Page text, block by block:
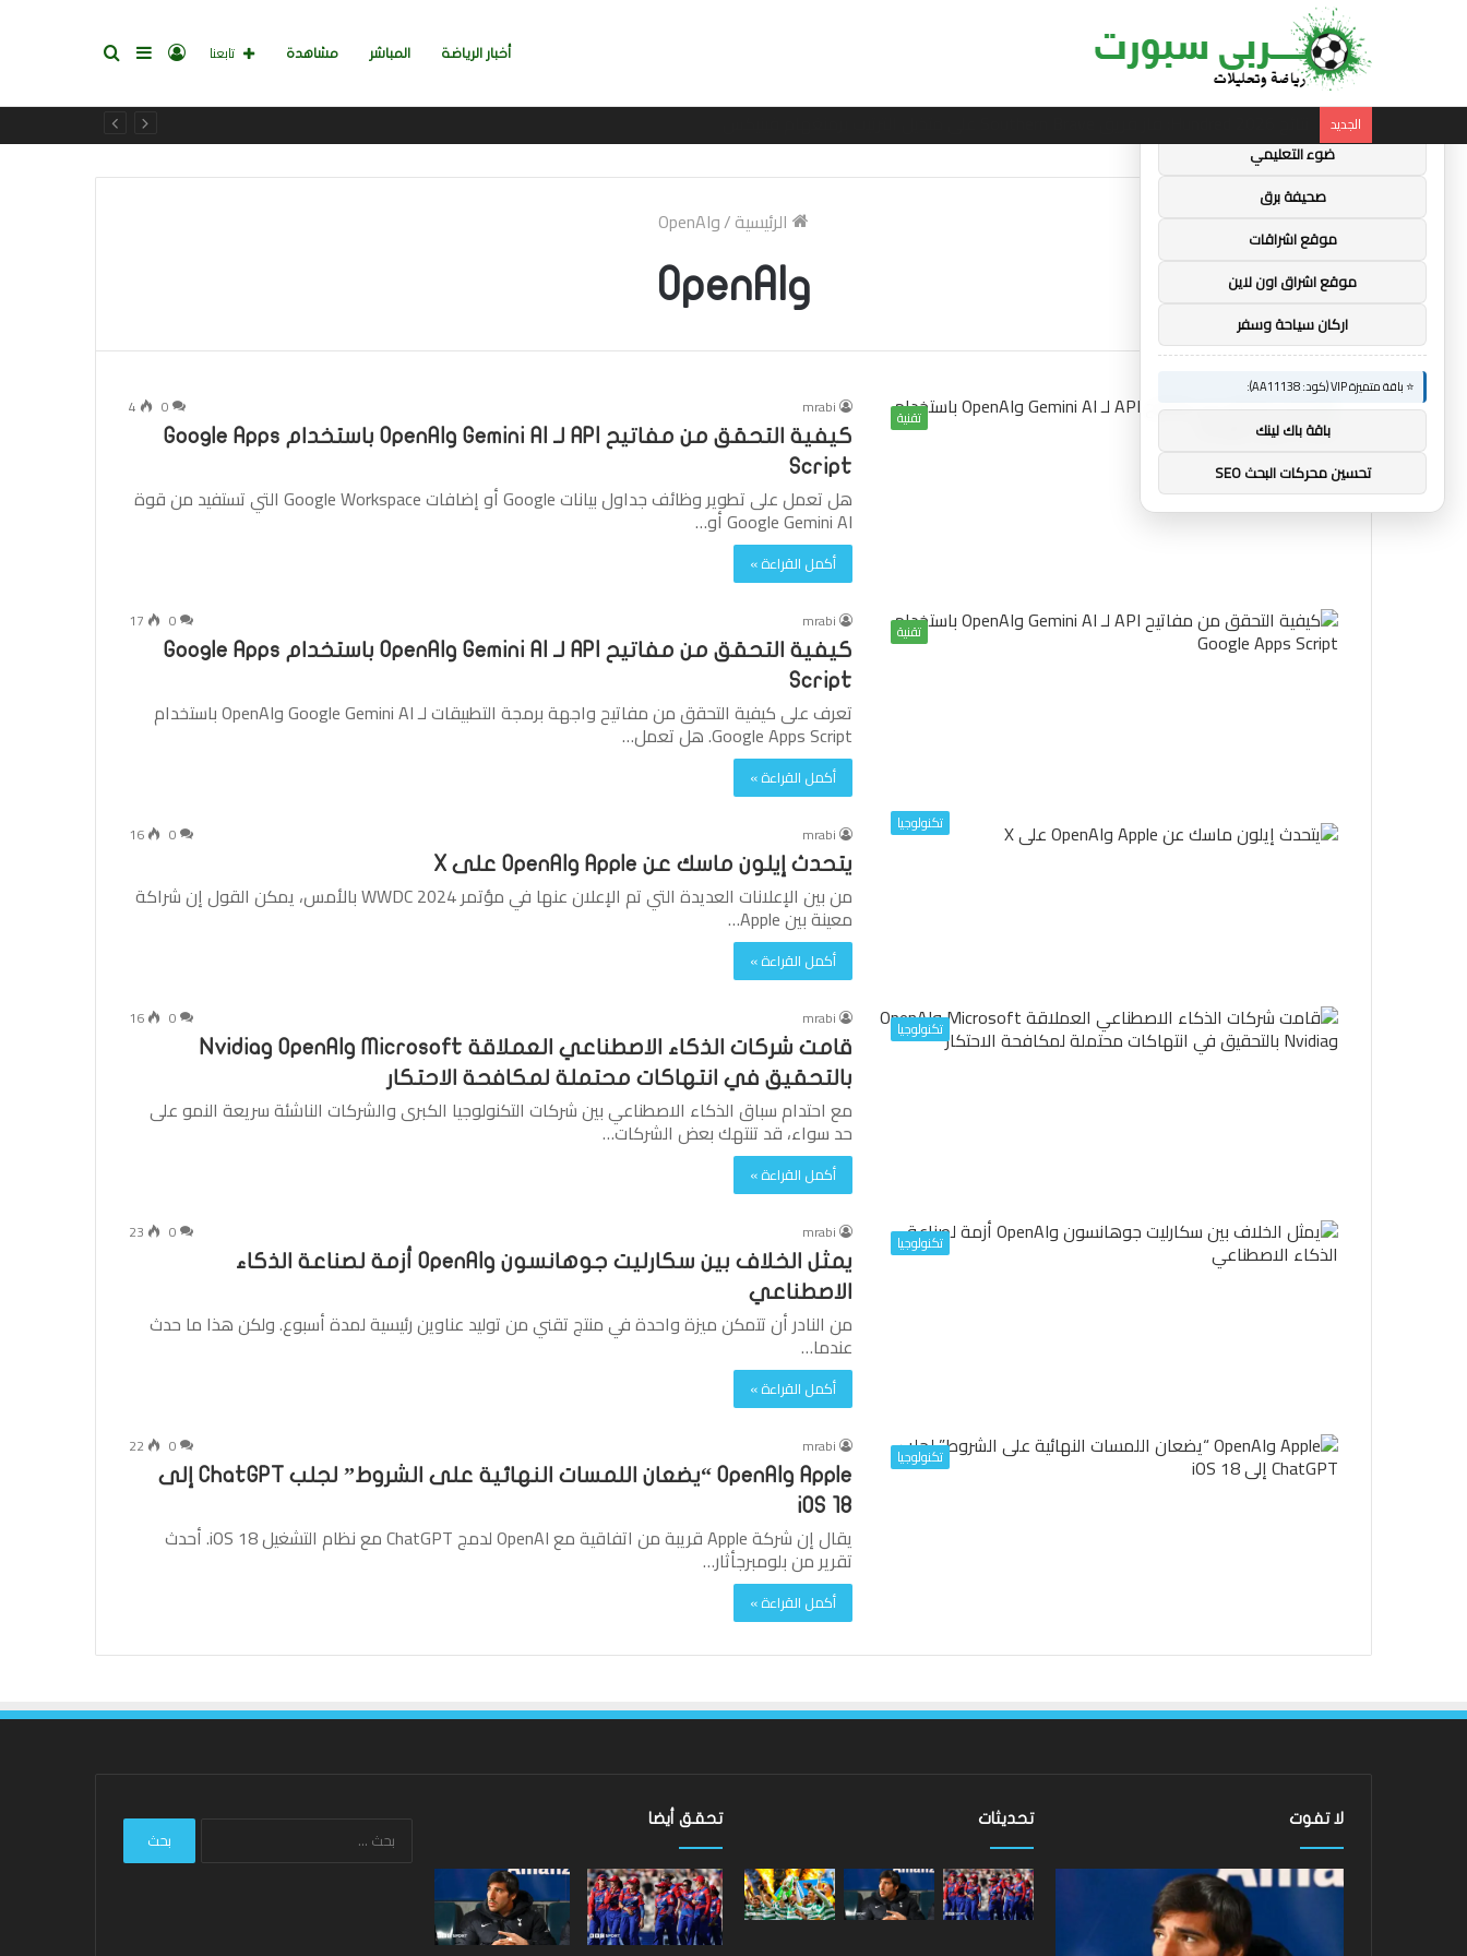
أخبار الرياضة المباشر مشاهدة بحثإضافةتسجيل تابعنا
الجديد
الرئيسية/وOpenAI
وOpenAI
تقنية mrabi
0
4
كيفية التحقق من مفاتيح API لـ Gemini AI وOpenAI باستخدام Google Apps
Script
هل تعمل على تطوير وظائف جداول بيانات Google أو إضافات Google Workspace التي تستفيد من قوة
Google Gemini AI أو…
أكمل القراءة »
تقنية mrabi
0
17
كيفية التحقق من مفاتيح API لـ Gemini AI وOpenAI باستخدام Google Apps
Script
تعرف على كيفية التحقق من مفاتيح واجهة برمجة التطبيقات لـ Google Gemini AI وOpenAI باستخدام
Google Apps Script. هل تعمل…
أكمل القراءة »
تكنولوجيا mrabi
0
16
يتحدث إيلون ماسك عن Apple وOpenAI على X
من بين الإعلانات العديدة التي تم الإعلان عنها في مؤتمر WWDC 2024 بالأمس، يمكن القول إن شراكة
معينة بين Apple…
أكمل القراءة »
تكنولوجيا mrabi
0
16
قامت شركات الذكاء الاصطناعي العملاقة Microsoft وOpenAI وNvidia
بالتحقيق في انتهاكات محتملة لمكافحة الاحتكار
مع احتدام سباق الذكاء الاصطناعي بين شركات التكنولوجيا الكبرى والشركات الناشئة سريعة النمو على
حد سواء، قد تنتهك بعض الشركات…
أكمل القراءة »
تكنولوجيا mrabi
0
23
يمثل الخلاف بين سكارليت جوهانسون وOpenAI أزمة لصناعة الذكاء
الاصطناعي
من النادر أن تتمكن ميزة واحدة في منتج تقني من توليد عناوين رئيسية لمدة أسبوع. ولكن هذا ما حدث
عندما…
أكمل القراءة »
تكنولوجيا mrabi
0
22
Apple وOpenAI “يضعان اللمسات النهائية على الشروط” لجلب ChatGPT إلى
iOS 18
يقال إن شركة Apple قريبة من اتفاقية مع OpenAI لدمج ChatGPT مع نظام التشغيل iOS 18. أحدث
تقرير من بلومبرجأثار…
أكمل القراءة »
لا تفوت
ساندرو لقد
عادت
الدوري
ألعاب
الكومنولث
الإنجليزية
ليفربول:
هارفي
إليوت
مستعد
تحديثات تحقق أيضا البحث
🚀 توصيات : ×
⭐ باقة متميزة VIP (كود: AA35872):
ضوء التعليمي
صحيفة برق
موقع اشراقات
موقع اشراق اون لاين
اركان سياحة وسفر
⭐ باقة متميزة VIP (كود: AA11138):
باقة باك لينك
تحسين محركات البحث SEO